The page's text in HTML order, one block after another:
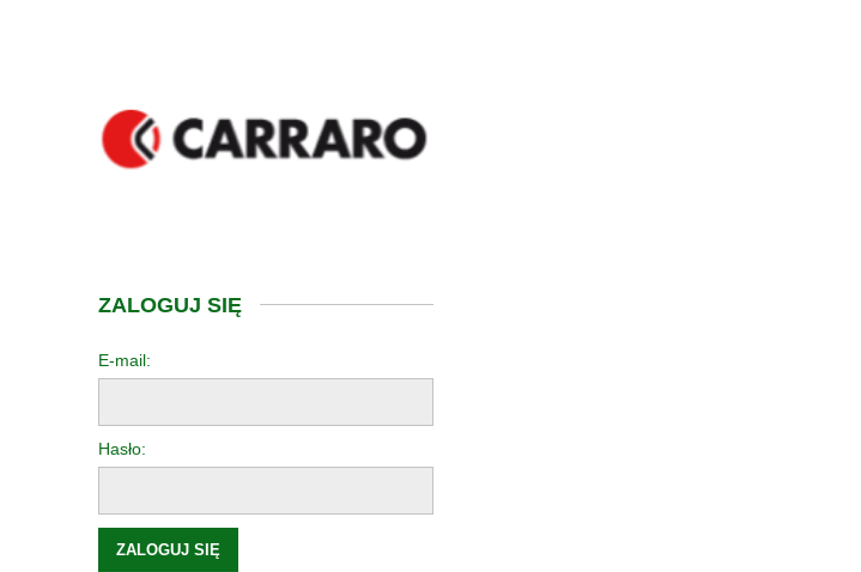
ZALOGUJ SIĘ
E-mail:
Hasło:
ZALOGUJ SIĘ